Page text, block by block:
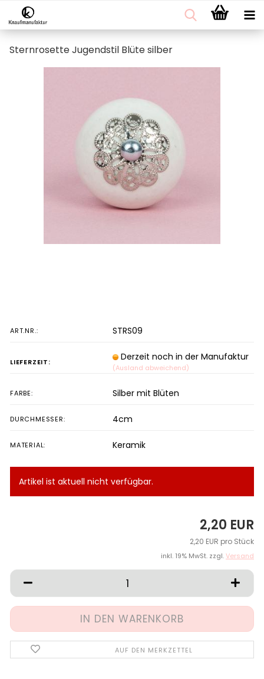
Sternrosette Jugendstil Blüte silber
ART.NR.: STRS09
LIEFERZEIT: Derzeit noch in der Manufaktur
(Ausland abweichend)
FARBE: Silber mit Blüten
DURCHMESSER: 4cm
MATERIAL: Keramik
Artikel ist aktuell nicht verfügbar.
2,20 EUR
2,20 EUR pro Stück
inkl. 19% MwSt. zzgl.Versand
AUF DEN MERKZETTEL